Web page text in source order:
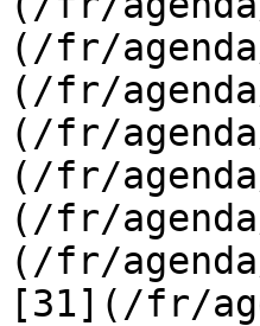
(/fr/
(/fr/
(/fr/
(/fr/
(/fr/
(/fr/
[31](/fr/